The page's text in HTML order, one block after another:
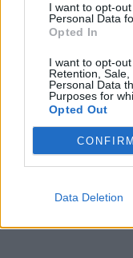
I want to opt-
Personal Data
Opted In
I want to opt-
Retention,
Personal Data
Purposes for
Opted Out
CONFIRM
Data Deletion
18.990 ευρώ
18η συνεχόμενη χρονιά
FTSE4Good